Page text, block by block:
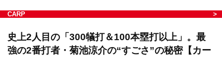
CARP
史上2人目の「300犠打＆100本塁打以上」。最
強の2番打者・菊池涼介の“すごさ”の秘密【カー